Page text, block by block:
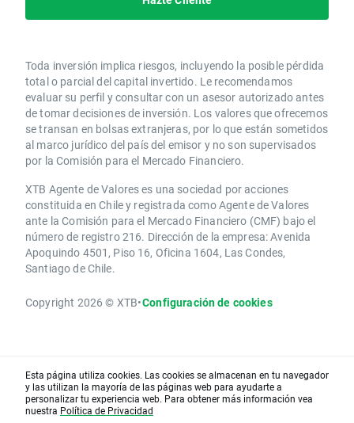
Toda inversión implica riesgos, incluyendo la posible pérdida
total o parcial del capital invertido. Le recomendamos
evaluar su perfil y consultar con un asesor autorizado antes
de tomar decisiones de inversión. Los valores que ofrecemos
se transan en bolsas extranjeras, por lo que están sometidos
al marco jurídico del país del emisor y no son supervisados
por la Comisión para el Mercado Financiero.
XTB Agente de Valores es una sociedad por acciones
constituida en Chile y registrada como Agente de Valores
ante la Comisión para el Mercado Financiero (CMF) bajo el
número de registro 216. Dirección de la empresa: Avenida
Apoquindo 4501, Piso 16, Oficina 1604, Las Condes,
Santiago de Chile.
Copyright 2026 © XTB•Configuración de cookies
Esta página utiliza cookies. Las cookies se almacenan en tu navegador
y las utilizan la mayoría de las páginas web para ayudarte a
personalizar tu experiencia web. Para obtener más información vea
nuestra Política de Privacidad